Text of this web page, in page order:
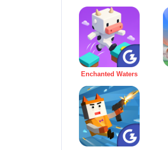
Enchanted Waters